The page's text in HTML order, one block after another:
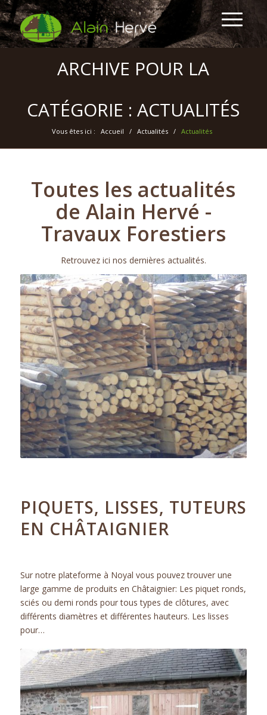
ARCHIVE POUR LA
CATÉGORIE : ACTUALITÉS
Vous êtes ici : Accueil / Actualités / Actualités
Toutes les actualités
de Alain Hervé -
Travaux Forestiers
Retrouvez ici nos dernières actualités.
PIQUETS, LISSES, TUTEURS
EN CHÂTAIGNIER
Sur notre plateforme à Noyal vous pouvez trouver une
large gamme de produits en Châtaignier: Les piquet ronds,
sciés ou demi ronds pour tous types de clôtures, avec
différents diamètres et différentes hauteurs. Les lisses
pour…